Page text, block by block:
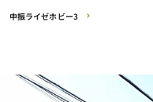
中振ライゼホビー3